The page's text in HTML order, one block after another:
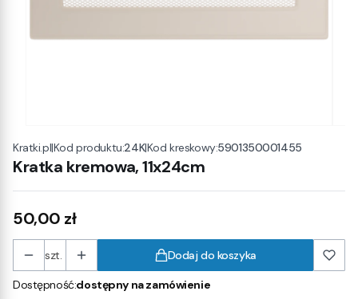
Kratki.pl|Kod produktu:24K|Kod kreskowy:5901350001455
Kratka kremowa, 11x24cm
Cena
50,00 zł
szt. Dodaj do koszyka
Dostępność:dostępny na zamówienie